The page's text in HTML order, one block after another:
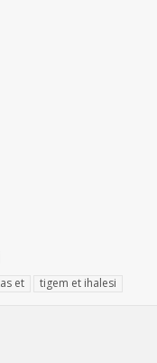
et tigem et ihalesi